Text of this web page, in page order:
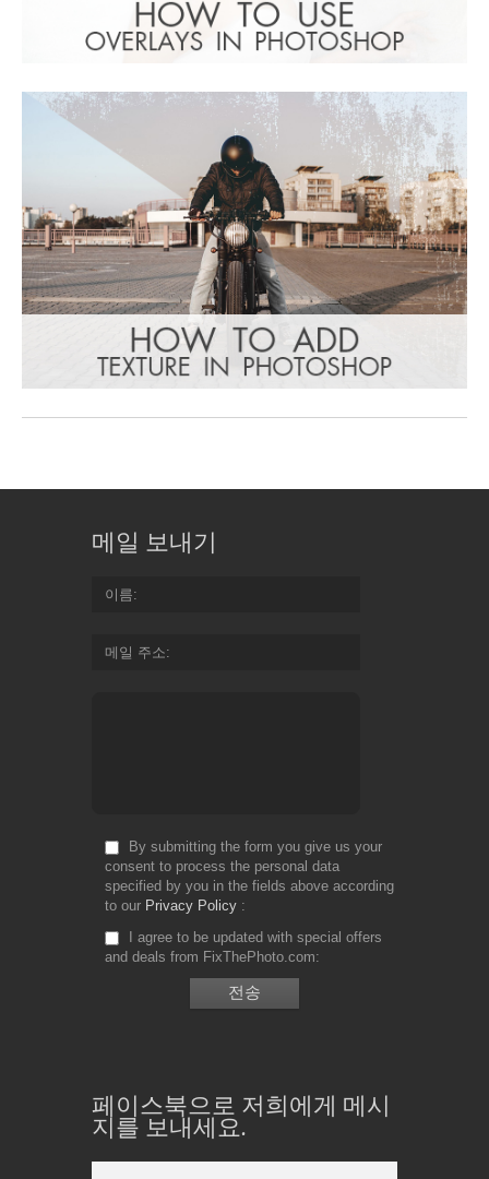
메일 보내기
이름
메일 주소
By submitting the form you give us your
consent to process the personal data
specified by you in the fields above according
to our Privacy Policy
I agree to be updated with special offers
and deals from FixThePhoto.com
페이스북으로 저희에게 메시
지를 보내세요.